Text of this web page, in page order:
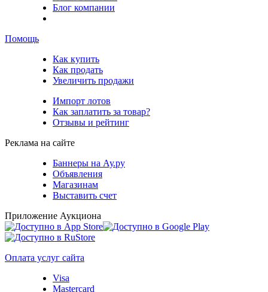
Блог компании
Помощь
Как купить
Как продать
Увеличить продажи
Импорт лотов
Как заплатить за товар?
Отзывы и рейтинг
Реклама на сайте
Баннеры на Ау.ру
Объявления
Магазинам
Выставить счет
Приложение Аукциона
Оплата услуг сайта
Visa
Mastercard